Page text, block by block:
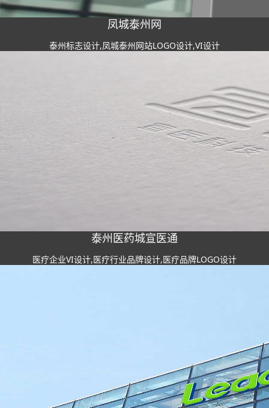
凤城泰州网
泰州标志设计,凤城泰州网站LOGO设计,VI设计
泰州医药城宣医通
医疗企业VI设计,医疗行业品牌设计,医疗品牌LOGO设计